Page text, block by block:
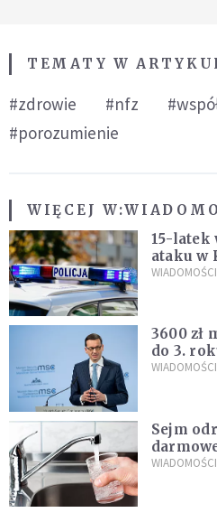
TEMATY W
#zdrowie #nfz
#porozumienie
WIĘCEJ W:
15-latek
ataku w
Policja
3600 zł
do 3.
Sejm